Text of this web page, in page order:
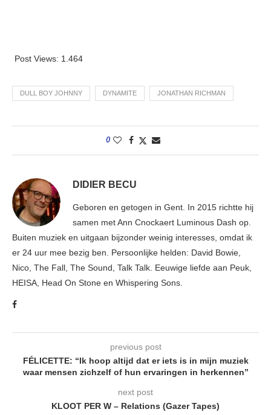
Post Views: 1.464
DULL BOY JOHNNY DYNAMITE JONATHAN RICHMAN
0
DIDIER BECU
Geboren en getogen in Gent. In 2015 richtte hij
samen met Ann Cnockaert Luminous Dash op.
Buiten muziek en uitgaan bijzonder weinig interesses, omdat ik
er 24 uur mee bezig ben. Persoonlijke helden: David Bowie,
Nico, The Fall, The Sound, Talk Talk. Eeuwige liefde aan Peuk,
HEISA, Head On Stone en Whispering Sons.
previous post
FÉLICETTE: “Ik hoop altijd dat er iets is in mijn muziek
waar mensen zichzelf of hun ervaringen in herkennen”
next post
KLOOT PER W – Relations (Gazer Tapes)